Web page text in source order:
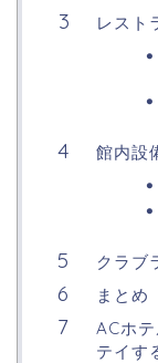
レスト
館内設
クラブ
まとめ
ACホ
テイす